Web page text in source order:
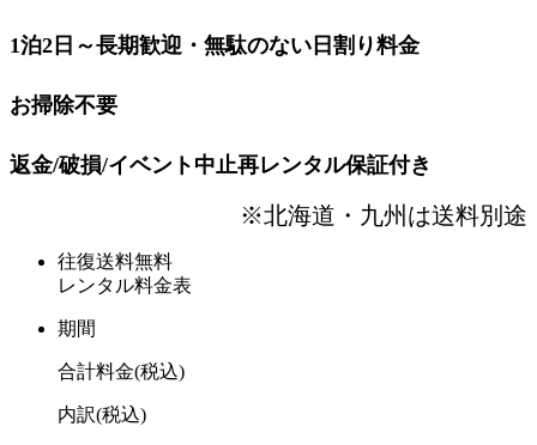
1泊2日～長期歓迎・無駄のない日割り料金
お掃除不要
返金/破損/イベント中止再レンタル保証付き
※北海道・九州は送料別途
往復送料無料
レンタル料金表
期間
合計料金(税込)
内訳(税込)